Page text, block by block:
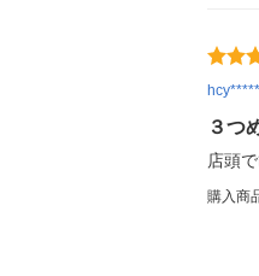
３つ
店頭
購入商